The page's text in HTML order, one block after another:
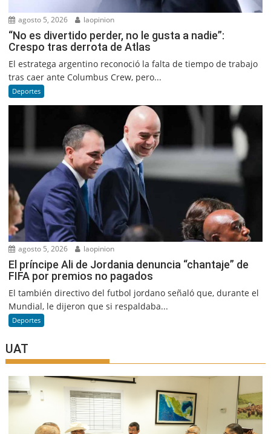
agosto 5, 2026 laopinion
“No es divertido perder, no le gusta a nadie”:
Crespo tras derrota de Atlas
El estratega argentino reconoció la falta de tiempo de trabajo
tras caer ante Columbus Crew, pero...
Deportes
agosto 5, 2026 laopinion
El príncipe Ali de Jordania denuncia “chantaje” de
FIFA por premios no pagados
El también directivo del futbol jordano señaló que, durante el
Mundial, le dijeron que si respaldaba...
Deportes
UAT